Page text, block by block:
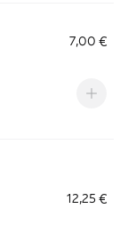
7,00 €
12,25 €